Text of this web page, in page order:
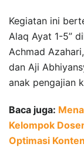
Kegiatan ini
Alaq Ayat 1-5”
Achmad
dan Aji
anak pengajian
Baca juga:
Kelompok
Optimasi